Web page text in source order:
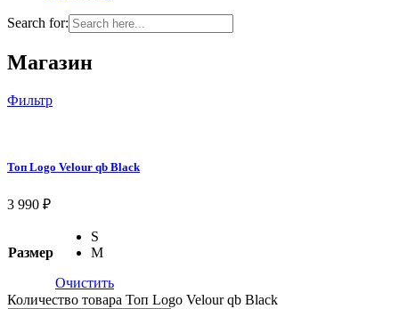
Search for:
Магазин
Фильтр
Топ Logo Velour qb Black
3 990 ₽
Размер
S
M
Очистить
Количество товара Топ Logo Velour qb Black